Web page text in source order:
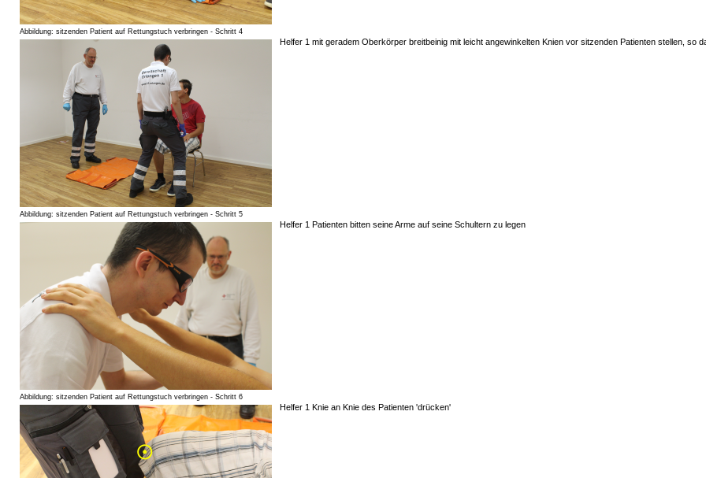
Abbildung: sitzenden Patient auf Rettungstuch verbringen - Schritt 4
Abbildung: sitzenden Patient auf Rettungstuch verbringen - Schritt 5
Helfer 1 mit geradem Oberkörper breitbeinig mit leicht angewinkelten Knien vor sitzenden Patienten stellen, so
Abbildung: sitzenden Patient auf Rettungstuch verbringen - Schritt 6
Helfer 1 Patienten bitten seine Arme auf seine Schultern zu legen
Helfer 1 Knie an Knie des Patienten 'drücken'